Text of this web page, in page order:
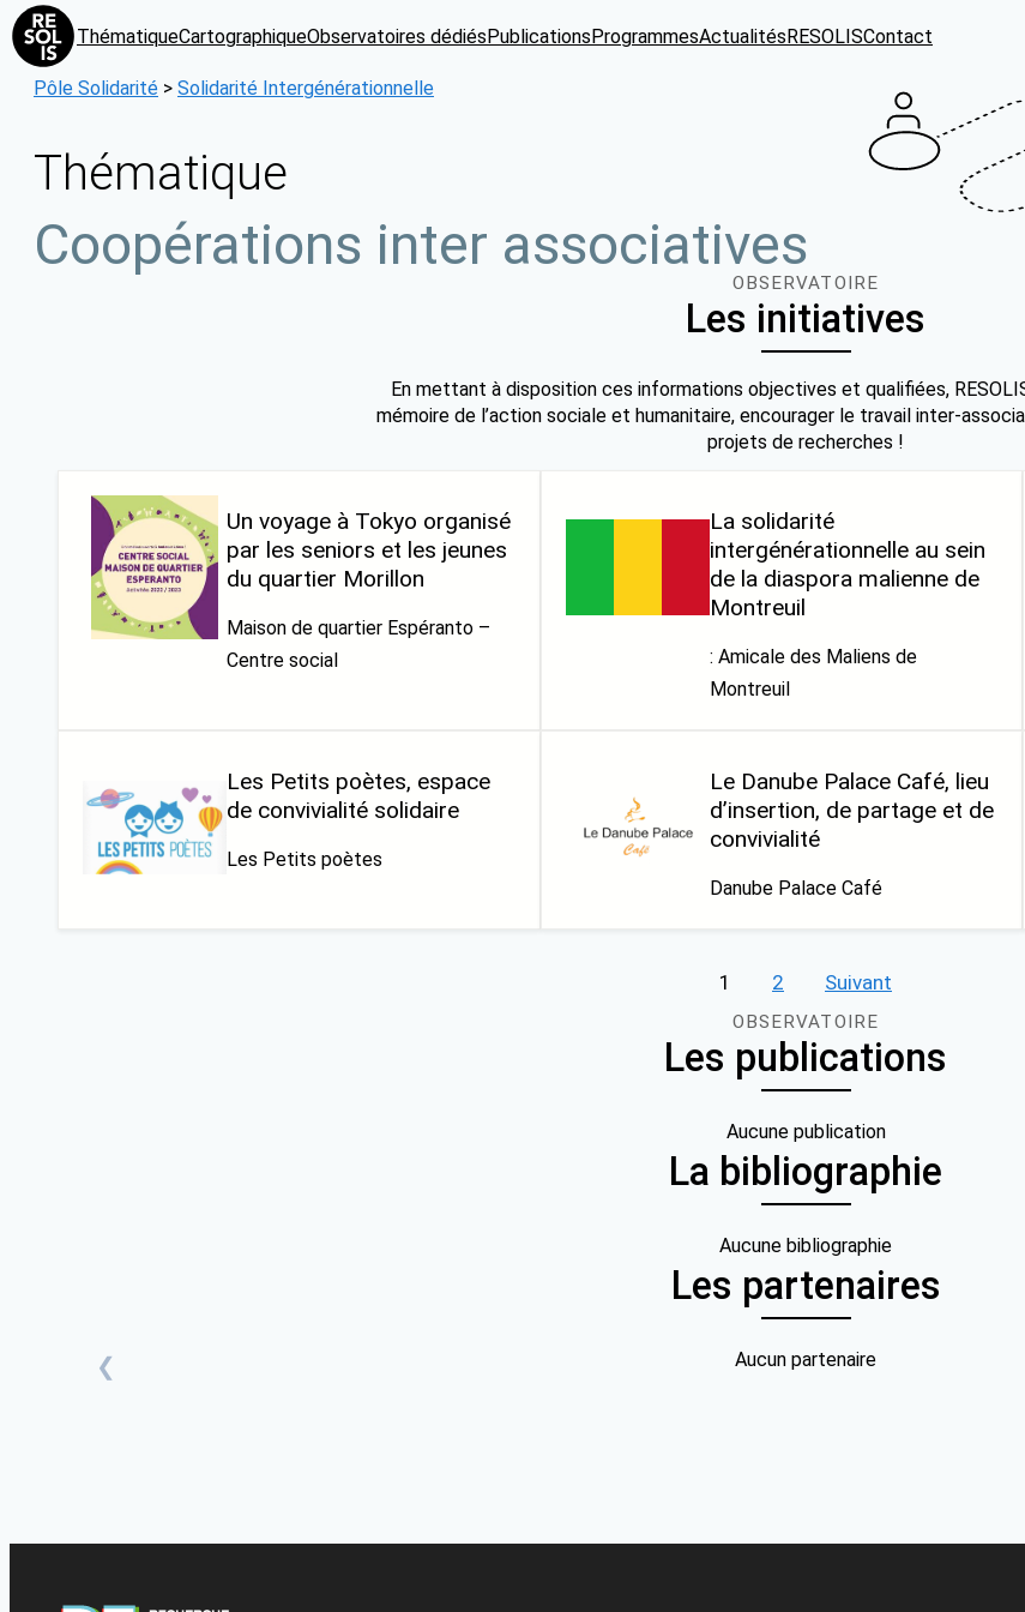
Aller
au
contenu
ThématiqueCartographiqueObservatoires dédiésPublicationsProgrammesActualitésRESOLISContact
Pôle Solidarité > Solidarité Intergénérationnelle
Thématique
Coopérations inter associatives
OBSERVATOIRE
Les initiatives
En mettant à disposition ces informations objectives et qualifiées,
mémoire de l’action sociale et humanitaire, encourager le travail inter-
projets de recherches !
Un voyage à Tokyo organisé
par les seniors et les jeunes
du quartier Morillon
Maison de quartier Espéranto –
Centre social
La solidarité
intergénérationnelle au sein
de la diaspora malienne de
Montreuil
: Amicale des Maliens de
Montreuil
Les Petits poètes, espace
de convivialité solidaire
Les Petits poètes
Le Danube Palace Café, lieu
d’insertion, de partage et de
convivialité
Danube Palace Café
1 2 Suivant
OBSERVATOIRE
Les publications
Aucune publication
La bibliographie
Aucune bibliographie
Les partenaires
Aucun partenaire